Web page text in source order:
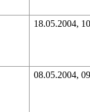
18.05.2004,
08.05.2004,